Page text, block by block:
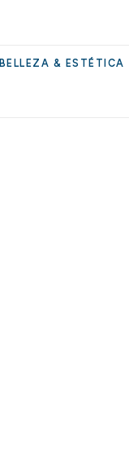
BELLEZA & ESTÉTICA